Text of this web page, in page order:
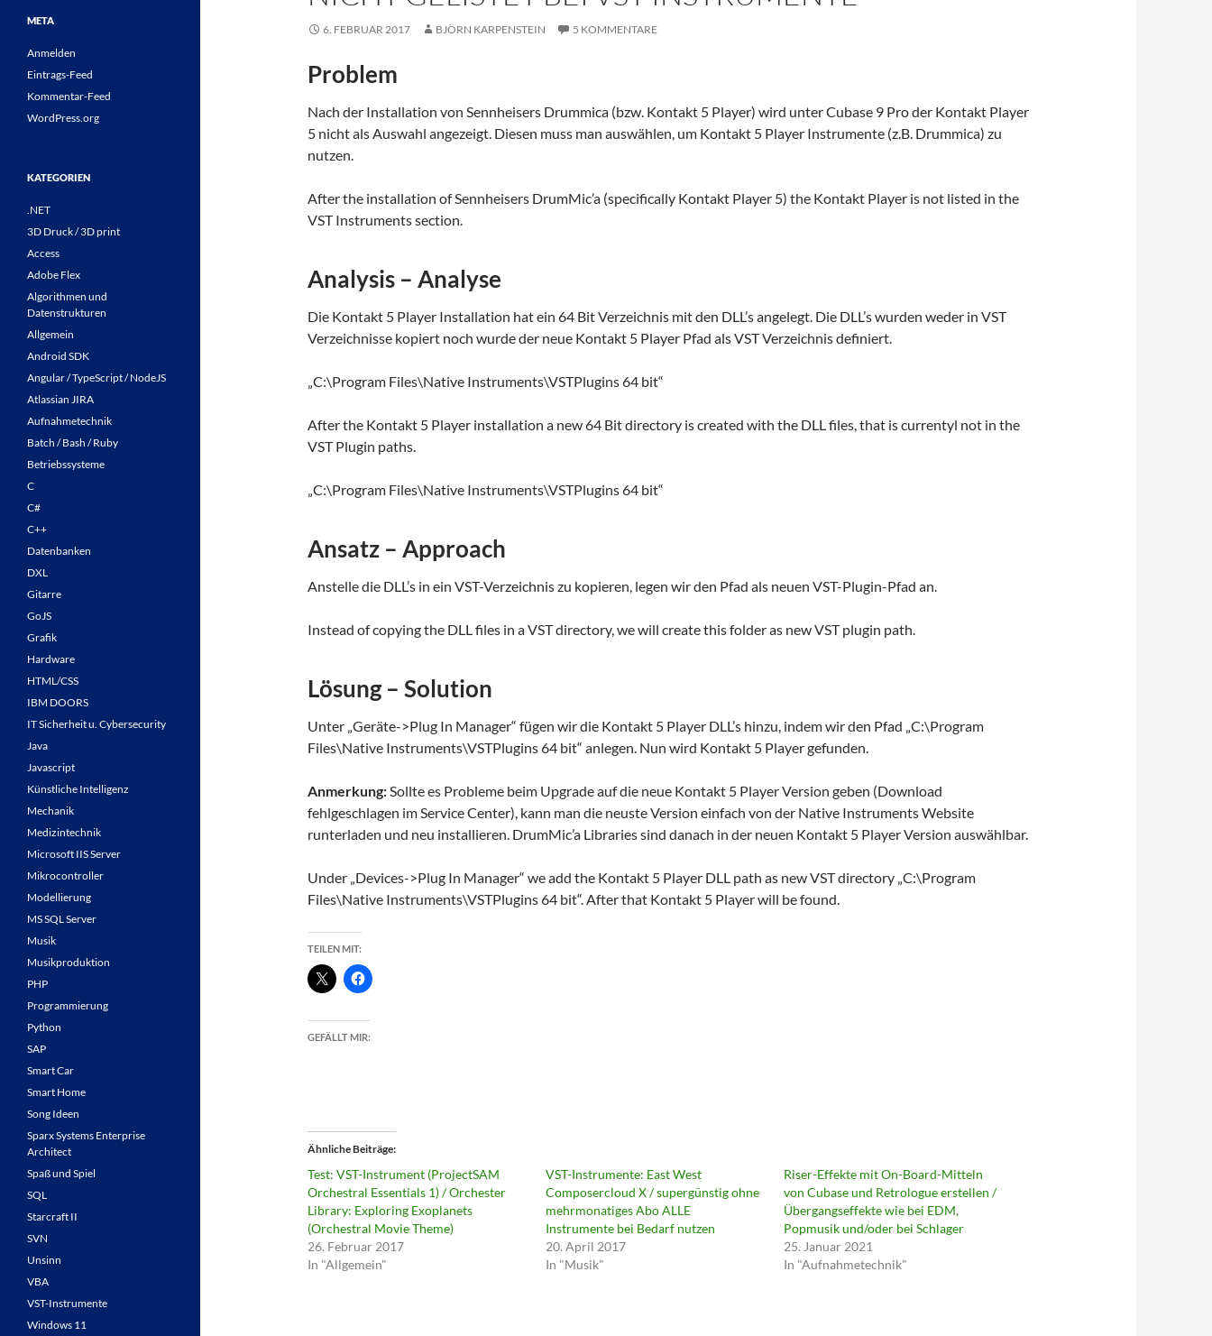
6. FEBRUAR 2017 BJÖRN KARPENSTEIN 5 KOMMENTARE
Problem
Nach der Installation von Sennheisers Drummica (bzw. Kontakt 5 Player) wird unter Cubase 9 Pro der Kontakt Player
5 nicht als Auswahl angezeigt. Diesen muss man auswählen, um Kontakt 5 Player Instrumente (z.B. Drummica) zu
nutzen.
After the installation of Sennheisers DrumMic’a (specifically Kontakt Player 5) the Kontakt Player is not listed in the
VST Instruments section.
Analysis – Analyse
Die Kontakt 5 Player Installation hat ein 64 Bit Verzeichnis mit den DLL’s angelegt. Die DLL’s wurden weder in VST
Verzeichnisse kopiert noch wurde der neue Kontakt 5 Player Pfad als VST Verzeichnis definiert.
„C:\Program Files\Native Instruments\VSTPlugins 64 bit“
After the Kontakt 5 Player installation a new 64 Bit directory is created with the DLL files, that is currentyl not in the
VST Plugin paths.
„C:\Program Files\Native Instruments\VSTPlugins 64 bit“
Ansatz – Approach
Anstelle die DLL’s in ein VST-Verzeichnis zu kopieren, legen wir den Pfad als neuen VST-Plugin-Pfad an.
Instead of copying the DLL files in a VST directory, we will create this folder as new VST plugin path.
Lösung – Solution
Unter „Geräte->Plug In Manager“ fügen wir die Kontakt 5 Player DLL’s hinzu, indem wir den Pfad „C:\Program
Files\Native Instruments\VSTPlugins 64 bit“ anlegen. Nun wird Kontakt 5 Player gefunden.
Anmerkung:Sollte es Probleme beim Upgrade auf die neue Kontakt 5 Player Version geben (Download
fehlgeschlagen im Service Center), kann man die neuste Version einfach von der Native Instruments Website
runterladen und neu installieren. DrumMic’a Libraries sind danach in der neuen Kontakt 5 Player Version auswählbar.
Under „Devices->Plug In Manager“ we add the Kontakt 5 Player DLL path as new VST directory „C:\Program
Files\Native Instruments\VSTPlugins 64 bit“. After that Kontakt 5 Player will be found.
TEILEN MIT:
GEFÄLLT MIR:
Ähnliche Beiträge
Test: VST-Instrument (ProjectSAM
Orchestral Essentials 1) / Orchester
Library: Exploring Exoplanets
(Orchestral Movie Theme)
26. Februar 2017
In "Allgemein"
VST-Instrumente: East West
Composercloud X / supergünstig ohne
mehrmonatiges Abo ALLE
Instrumente bei Bedarf nutzen
20. April 2017
In "Musik"
Riser-Effekte mit On-Board-Mitteln
von Cubase und Retrologue erstellen /
Übergangseffekte wie bei EDM,
Popmusik und/oder bei Schlager
25. Januar 2021
In "Aufnahmetechnik"
META
Anmelden
Eintrags-Feed
Kommentar-Feed
WordPress.org
KATEGORIEN
.NET
3D Druck / 3D print
Access
Adobe Flex
Algorithmen und
Datenstrukturen
Allgemein
Android SDK
Angular / TypeScript / NodeJS
Atlassian JIRA
Aufnahmetechnik
Batch / Bash / Ruby
Betriebssysteme
C
C#
C++
Datenbanken
DXL
Gitarre
GoJS
Grafik
Hardware
HTML/CSS
IBM DOORS
IT Sicherheit u. Cybersecurity
Java
Javascript
Künstliche Intelligenz
Mechanik
Medizintechnik
Microsoft IIS Server
Mikrocontroller
Modellierung
MS SQL Server
Musik
Musikproduktion
PHP
Programmierung
Python
SAP
Smart Car
Smart Home
Song Ideen
Sparx Systems Enterprise
Architect
Spaß und Spiel
SQL
Starcraft II
SVN
Unsinn
VBA
VST-Instrumente
Windows 11